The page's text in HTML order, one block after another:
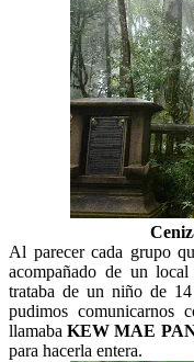
Al parecer cada grupo
acompañado de un
trataba de un niño de
pudimos
llamabaKEW MAE
para hacerla entera.